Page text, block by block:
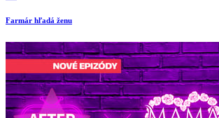
Farmár hľadá ženu